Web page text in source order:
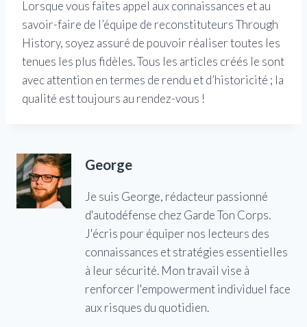
Lorsque vous faites appel aux connaissances et au
savoir-faire de l’équipe de reconstituteurs Through
History, soyez assuré de pouvoir réaliser toutes les
tenues les plus fidèles. Tous les articles créés le sont
avec attention en termes de rendu et d’historicité ; la
qualité est toujours au rendez-vous !
George
Je suis George, rédacteur passionné
d'autodéfense chez Garde Ton Corps.
J'écris pour équiper nos lecteurs des
connaissances et stratégies essentielles
à leur sécurité. Mon travail vise à
renforcer l'empowerment individuel face
aux risques du quotidien.